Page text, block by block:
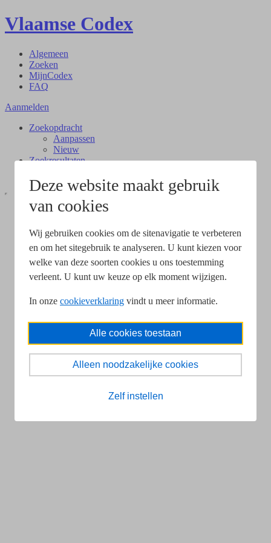
Deze website maakt gebruik
van cookies
Wij gebruiken cookies om de sitenavigatie te verbeteren
en om het sitegebruik te analyseren. U kunt kiezen voor
welke van deze soorten cookies u ons toestemming
verleent. U kunt uw keuze op elk moment wijzigen.
In onze cookieverklaring vindt u meer informatie.
Alle cookies toestaan
Alleen noodzakelijke cookies
Zelf instellen
Vlaamse Codex
Algemeen
Zoeken
MijnCodex
FAQ
Aanmelden
Zoekopdracht
Aanpassen
Nieuw
Zoekresultaten